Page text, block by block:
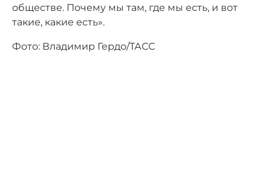
обществе. Почему мы там, где мы есть, и вот
такие, какие есть».
Фото: Владимир Гердо/ТАСС